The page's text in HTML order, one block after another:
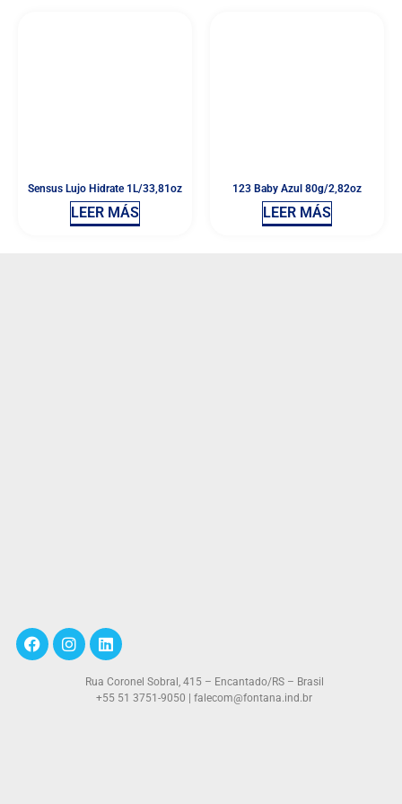
Sensus Lujo Hidrate 1L/33,81oz
LEER MÁS
123 Baby Azul 80g/2,82oz
LEER MÁS
Rua Coronel Sobral, 415 – Encantado/RS – Brasil
+55 51 3751-9050 | falecom@fontana.ind.br